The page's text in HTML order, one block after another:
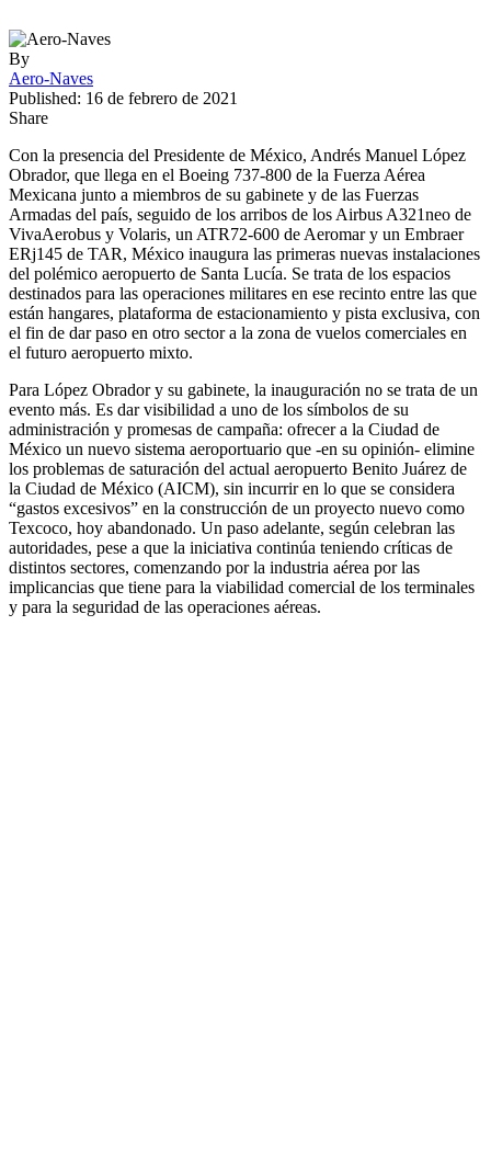
By
Aero-Naves
Published: 16 de febrero de 2021
Share
Con la presencia del Presidente de México, Andrés Manuel López
Obrador, que llega en el Boeing 737-800 de la Fuerza Aérea
Mexicana junto a miembros de su gabinete y de las Fuerzas
Armadas del país, seguido de los arribos de los Airbus A321neo de
VivaAerobus y Volaris, un ATR72-600 de Aeromar y un Embraer
ERj145 de TAR, México inaugura las primeras nuevas instalaciones
del polémico aeropuerto de Santa Lucía. Se trata de los espacios
destinados para las operaciones militares en ese recinto entre las que
están hangares, plataforma de estacionamiento y pista exclusiva, con
el fin de dar paso en otro sector a la zona de vuelos comerciales en
el futuro aeropuerto mixto.
Para López Obrador y su gabinete, la inauguración no se trata de un
evento más. Es dar visibilidad a uno de los símbolos de su
administración y promesas de campaña: ofrecer a la Ciudad de
México un nuevo sistema aeroportuario que -en su opinión- elimine
los problemas de saturación del actual aeropuerto Benito Juárez de
la Ciudad de México (AICM), sin incurrir en lo que se considera
“gastos excesivos” en la construcción de un proyecto nuevo como
Texcoco, hoy abandonado. Un paso adelante, según celebran las
autoridades, pese a que la iniciativa continúa teniendo críticas de
distintos sectores, comenzando por la industria aérea por las
implicancias que tiene para la viabilidad comercial de los terminales
y para la seguridad de las operaciones aéreas.